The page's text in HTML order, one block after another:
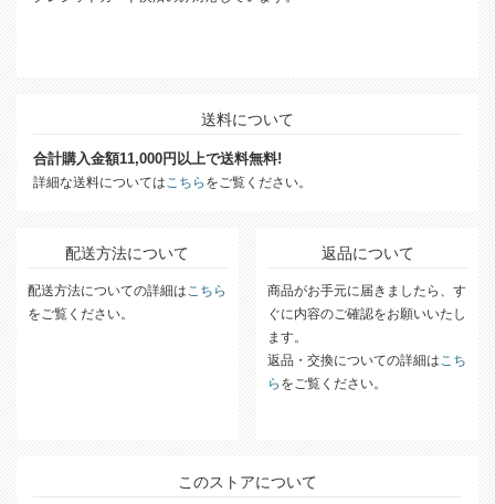
送料について
合計購入金額11,000円以上で送料無料!
詳細な送料については こちら をご覧ください。
配送方法について
配送方法についての詳細は こちら
をご覧ください。
返品について
商品がお手元に届きましたら、す
ぐに内容のご確認をお願いいたし
ます。
返品・交換についての詳細は こち
ら をご覧ください。
このストアについて